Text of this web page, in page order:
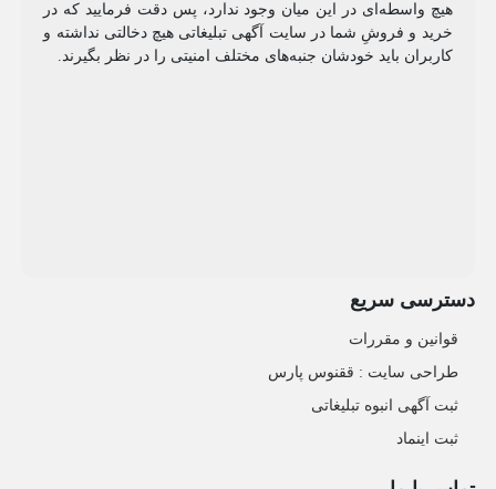
هیچ واسطه‌ای در این میان وجود ندارد، پس دقت فرمایید که در
خرید و فروشِ شما در سایت آگهی تبلیغاتی هیچ دخالتی نداشته و
کاربران باید خودشان جنبه‌های مختلف امنیتی را در نظر بگیرند.
دسترسی سریع
قوانین و مقررات
طراحی سایت : ققنوس پارس
ثبت آگهی انبوه تبلیغاتی
ثبت اینماد